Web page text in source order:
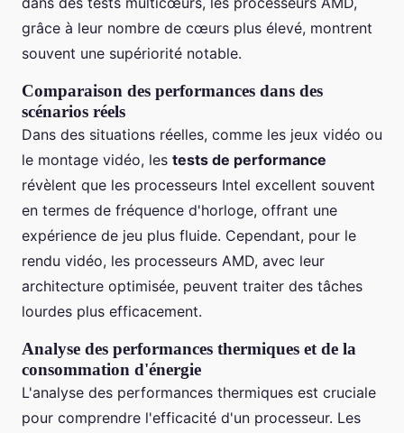
grâce à leur nombre de cœurs plus élevé, montrent
souvent une supériorité notable.
Comparaison des performances dans des
scénarios réels
Dans des situations réelles, comme les jeux vidéo ou
le montage vidéo, les tests de performance
révèlent que les processeurs Intel excellent souvent
en termes de fréquence d'horloge, offrant une
expérience de jeu plus fluide. Cependant, pour le
rendu vidéo, les processeurs AMD, avec leur
architecture optimisée, peuvent traiter des tâches
lourdes plus efficacement.
Analyse des performances thermiques et de la
consommation d'énergie
L'analyse des performances thermiques est cruciale
pour comprendre l'efficacité d'un processeur. Les